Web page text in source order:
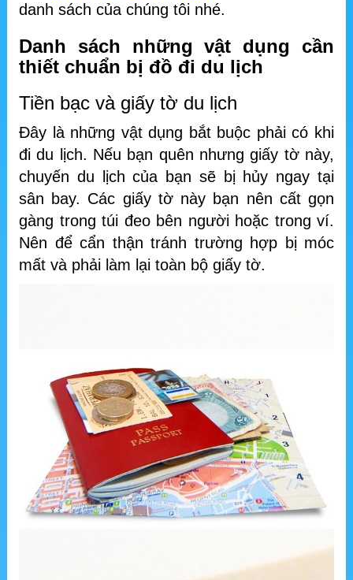
danh sách của chúng tôi nhé.
Danh sách những vật dụng cần
thiết chuẩn bị đồ đi du lịch
Tiền bạc và giấy tờ du lịch
Đây là những vật dụng bắt buộc phải có khi
đi du lịch. Nếu bạn quên nhưng giấy tờ này,
chuyến du lịch của bạn sẽ bị hủy ngay tại
sân bay. Các giấy tờ này bạn nên cất gọn
gàng trong túi đeo bên người hoặc trong ví.
Nên để cẩn thận tránh trường hợp bị móc
mất và phải làm lại toàn bộ giấy tờ.